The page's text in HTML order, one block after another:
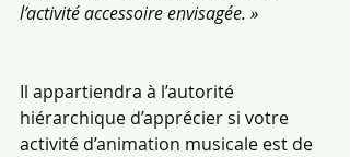
l’activité accessoire envisagée. »
Il appartiendra à l’autorité
hiérarchique d’apprécier si votre
activité d’animation musicale est de